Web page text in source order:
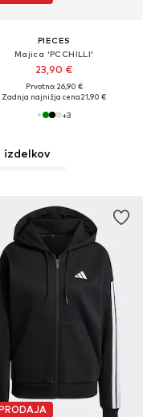
PIECES
Majica 'PCCHILLI'
23,90 €
Prvotno: 26,90 €
Zadnja najnižja cena21,90 €
+3
izdelkov